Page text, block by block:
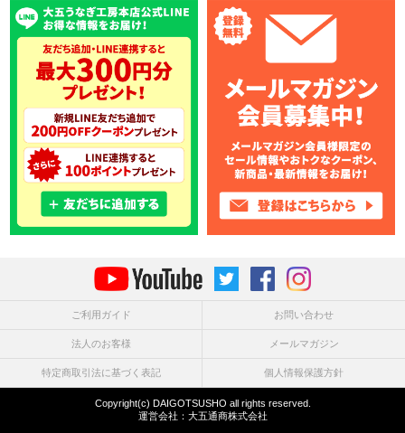
ご利用ガイド お問い合わせ
法人のお客様 メールマガジン
特定商取引法に基づく表記 個人情報保護方針
Copyright(c) DAIGOTSUSHO all rights reserved.
運営会社： 大五通商株式会社